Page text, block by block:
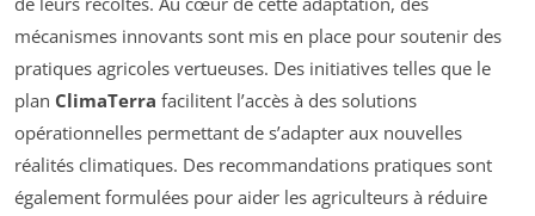
mécanismes innovants sont mis en place pour soutenir des
pratiques agricoles vertueuses. Des initiatives telles que le
plan ClimaTerra facilitent l’accès à des solutions
opérationnelles permettant de s’adapter aux nouvelles
réalités climatiques. Des recommandations pratiques sont
également formulées pour aider les agriculteurs à réduire